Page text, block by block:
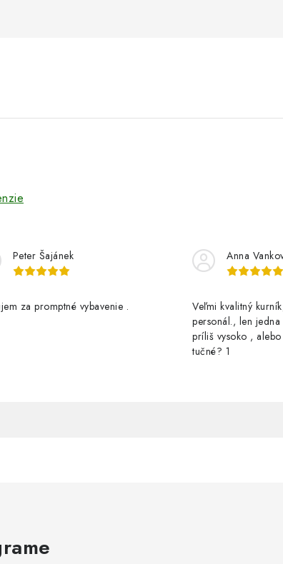
Peter Šajánek
za promptné vybavenie .
Anna
Veľmi kvalitný
personál., len
príliš vysoko ,
tučné? 1